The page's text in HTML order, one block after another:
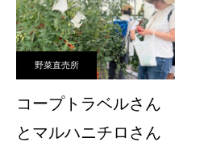
野菜直売所
コープトラベルさん
とマルハニチロさん